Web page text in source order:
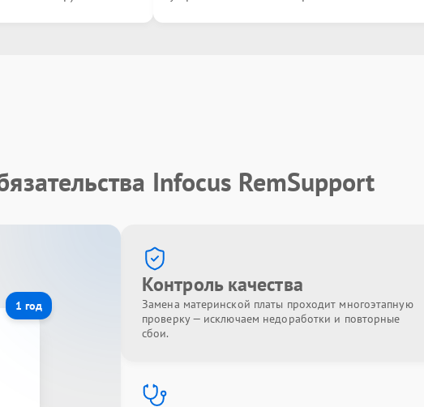
Infocus RemSupport
1 год
Контроль качества
Замена материнской платы проходит многоэтапную
проверку — исключаем недоработки и повторные
сбои.